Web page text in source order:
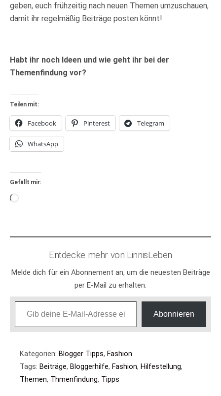
geben, euch frühzeitig nach neuen Themen umzuschauen,
damit ihr regelmäßig Beiträge posten könnt!
Habt ihr noch Ideen und wie geht ihr bei der
Themenfindung vor?
Teilen mit:
Facebook Pinterest Telegram
WhatsApp
Gefällt mir:
Wird
Entdecke mehr von LinnisLeben
Melde dich für ein Abonnement an, um die neuesten Beiträge
per E-Mail zu erhalten.
Gib deine E-Mail-Adresse ein ...
Abonnieren
Kategorien: Blogger Tipps, Fashion
Tags: Beiträge, Bloggerhilfe, Fashion, Hilfestellung,
Themen, Thmenfindung, Tipps